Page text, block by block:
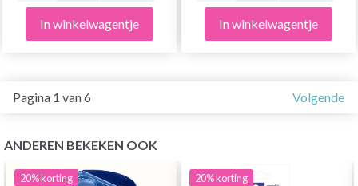
In winkelwagentje In winkelwagentje
Pagina 1 van 6 Volgende
ANDEREN BEKEKEN OOK
20%korting 20%korting